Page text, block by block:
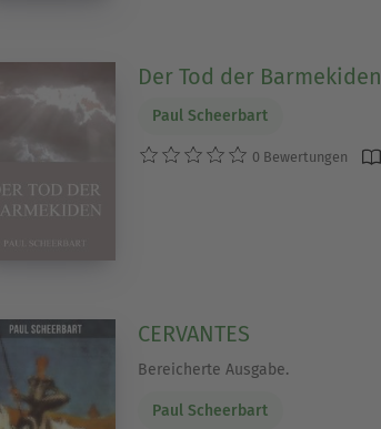
Der Tod der Barmekiden
Paul Scheerbart
0 Bewertungen
CERVANTES
Bereicherte Ausgabe.
Paul Scheerbart